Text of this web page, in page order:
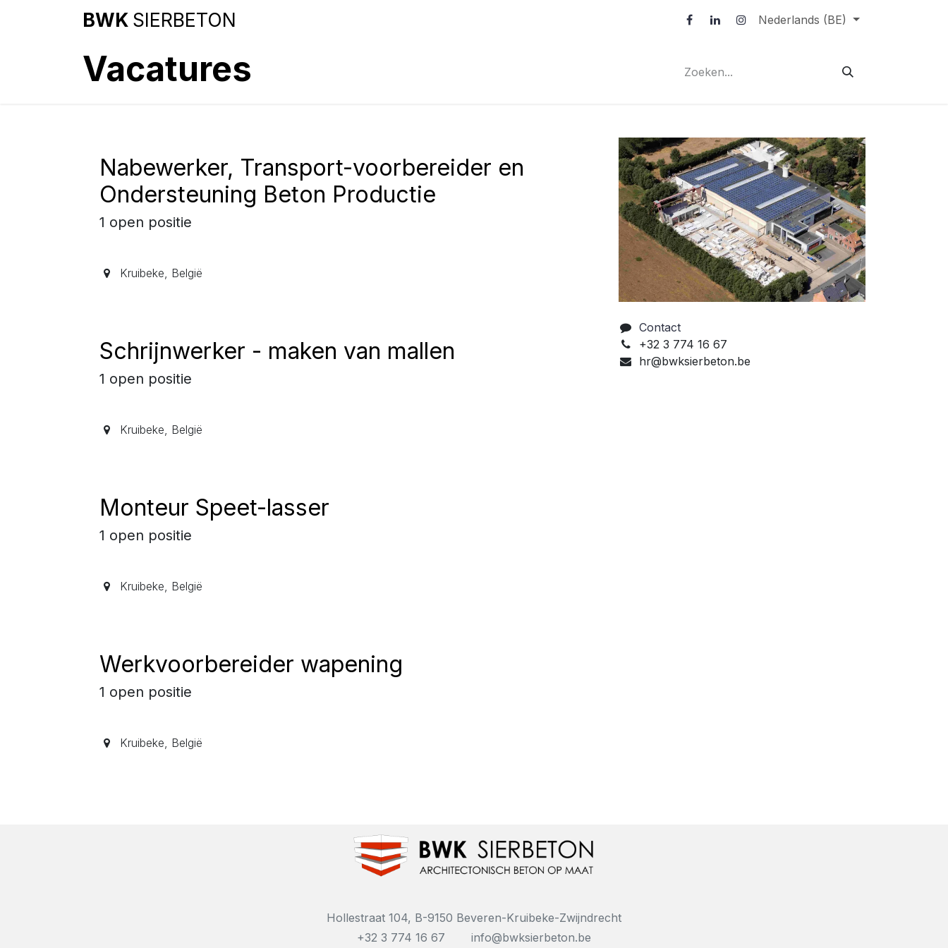
BWK SIERBETON Nederlands (BE)
Vacatures
Nabewerker, Transport-voorbereider en
Ondersteuning Beton Productie
1 open positie
Kruibeke, België
Schrijnwerker - maken van mallen
1 open positie
Kruibeke, België
Monteur Speet-lasser
1 open positie
Kruibeke, België
Werkvoorbereider wapening
1 open positie
Kruibeke, België
Contact
+32 3 774 16 67
hr@bwksierbeton.be
Hollestraat 104, B-9150 Beveren-Kruibeke-Zwijndrecht
+32 3 774 16 67
info@bwksierbeton.be